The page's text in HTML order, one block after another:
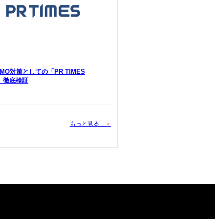
対策としての「PR TIMES
徹底検証
もっと見る ＞